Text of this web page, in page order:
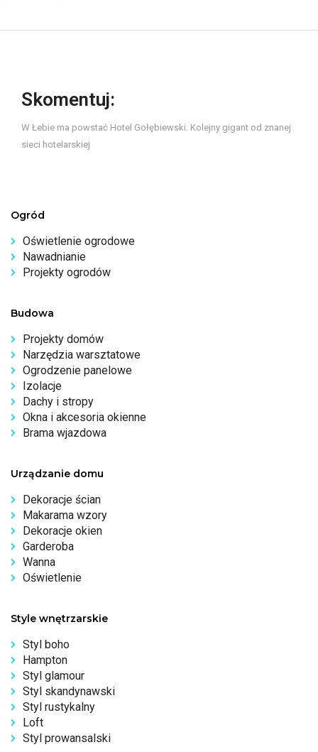
Skomentuj:
W Łebie ma powstać Hotel Gołębiewski. Kolejny gigant od znanej
sieci hotelarskiej
Ogród
Oświetlenie ogrodowe
Nawadnianie
Projekty ogrodów
Budowa
Projekty domów
Narzędzia warsztatowe
Ogrodzenie panelowe
Izolacje
Dachy i stropy
Okna i akcesoria okienne
Brama wjazdowa
Urządzanie domu
Dekoracje ścian
Makarama wzory
Dekoracje okien
Garderoba
Wanna
Oświetlenie
Style wnętrzarskie
Styl boho
Hampton
Styl glamour
Styl skandynawski
Styl rustykalny
Loft
Styl prowansalski